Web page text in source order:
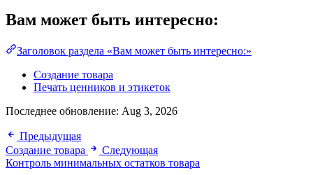
Вам может быть интересно:
Заголовок раздела «Вам может быть интересно:»
Создание товара
Печать ценников и этикеток
Последнее обновление: Aug 3, 2026
Предыдущая
Создание товара
Следующая
Контроль минимальных остатков товара